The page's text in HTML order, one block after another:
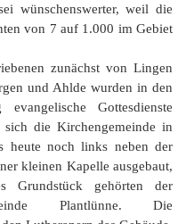
wünschenswerter, weil die
von 7 auf 1.000 im Gebiet
zunächst von Lingen
und Ahlde wurden in den
Gottesdienste
sich die Kirchengemeinde in
heute noch links neben der
kleinen Kapelle ausgebaut,
gehörten der
Plantlünne. Die